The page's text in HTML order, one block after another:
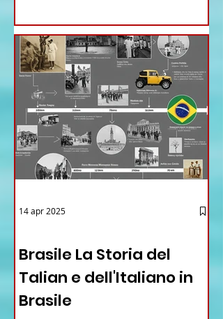
Brasile La Storia del
Talian e dell'Italiano in
Brasile
14 apr 2025